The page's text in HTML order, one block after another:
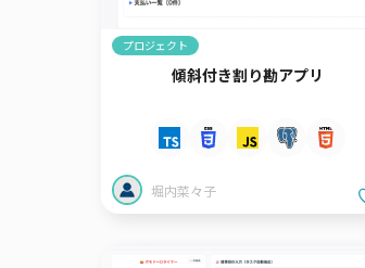
プロジェクト
傾斜付き割り勘アプリ
堀内菜々子